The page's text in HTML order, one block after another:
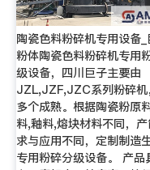
陶瓷色料粉碎机专用设备_
粉体陶瓷色料粉碎机专用
级设备，四川巨子主要由
JZL,JZF,JZC系列粉碎机
多个成熟。根据陶瓷粉原
料,釉料,熔块材料不同，
求与应用不同，定制制造
专用粉碎分级设备。 产品